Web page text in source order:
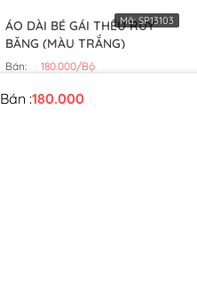
ÁO DÀI BÉ GÁI THÊU RUY
BĂNG (MÀU TRẮNG)
Bán: 180.000/Bộ
Mã:SP13103
Bán :180.000